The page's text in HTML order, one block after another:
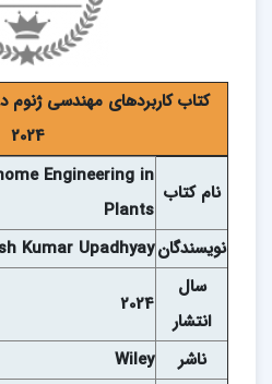
کتاب کاربردهای مهندسی ژنوم
2024
نام کتاب
Engineering in
Plants
نويسندگانKumar Upadhyay
سال
انتشار
2024
ناشر
Wiley